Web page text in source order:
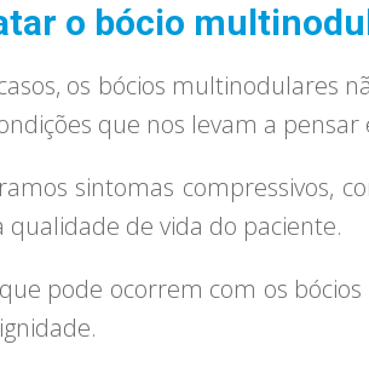
o bócio
os bócios multinodulares
que nos levam a pensar
sintomas compressivos,
de vida do paciente.
pode ocorrem com os